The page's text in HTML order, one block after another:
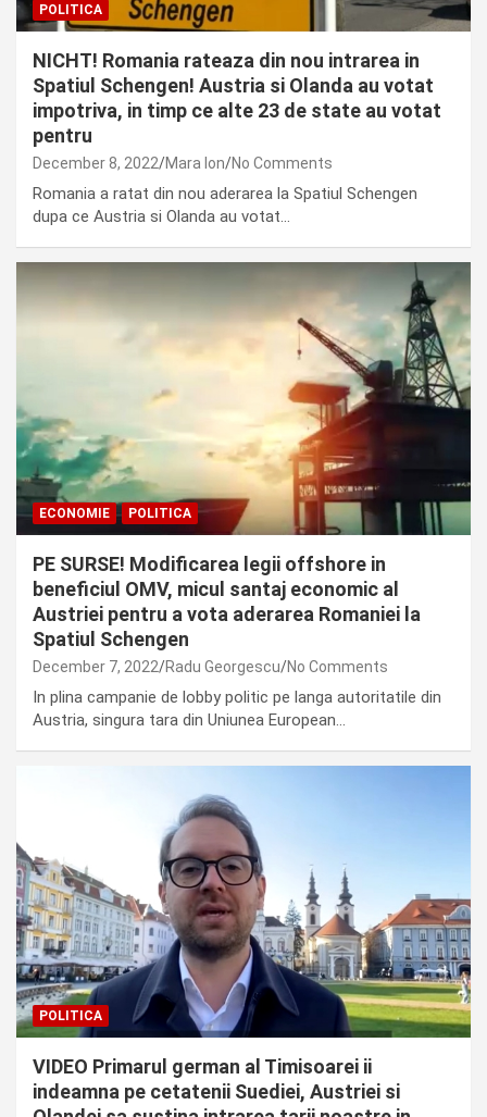
POLITICA
NICHT! Romania rateaza din nou intrarea in
Spatiul Schengen! Austria si Olanda au votat
impotriva, in timp ce alte 23 de state au votat
pentru
December 8, 2022 Mara Ion No Comments
Romania a ratat din nou aderarea la Spatiul Schengen
dupa ce Austria si Olanda au votat…
ECONOMIE POLITICA
PE SURSE! Modificarea legii offshore in
beneficiul OMV, micul santaj economic al
Austriei pentru a vota aderarea Romaniei la
Spatiul Schengen
December 7, 2022 Radu Georgescu No Comments
In plina campanie de lobby politic pe langa autoritatile din
Austria, singura tara din Uniunea European…
POLITICA
VIDEO Primarul german al Timisoarei ii
indeamna pe cetatenii Suediei, Austriei si